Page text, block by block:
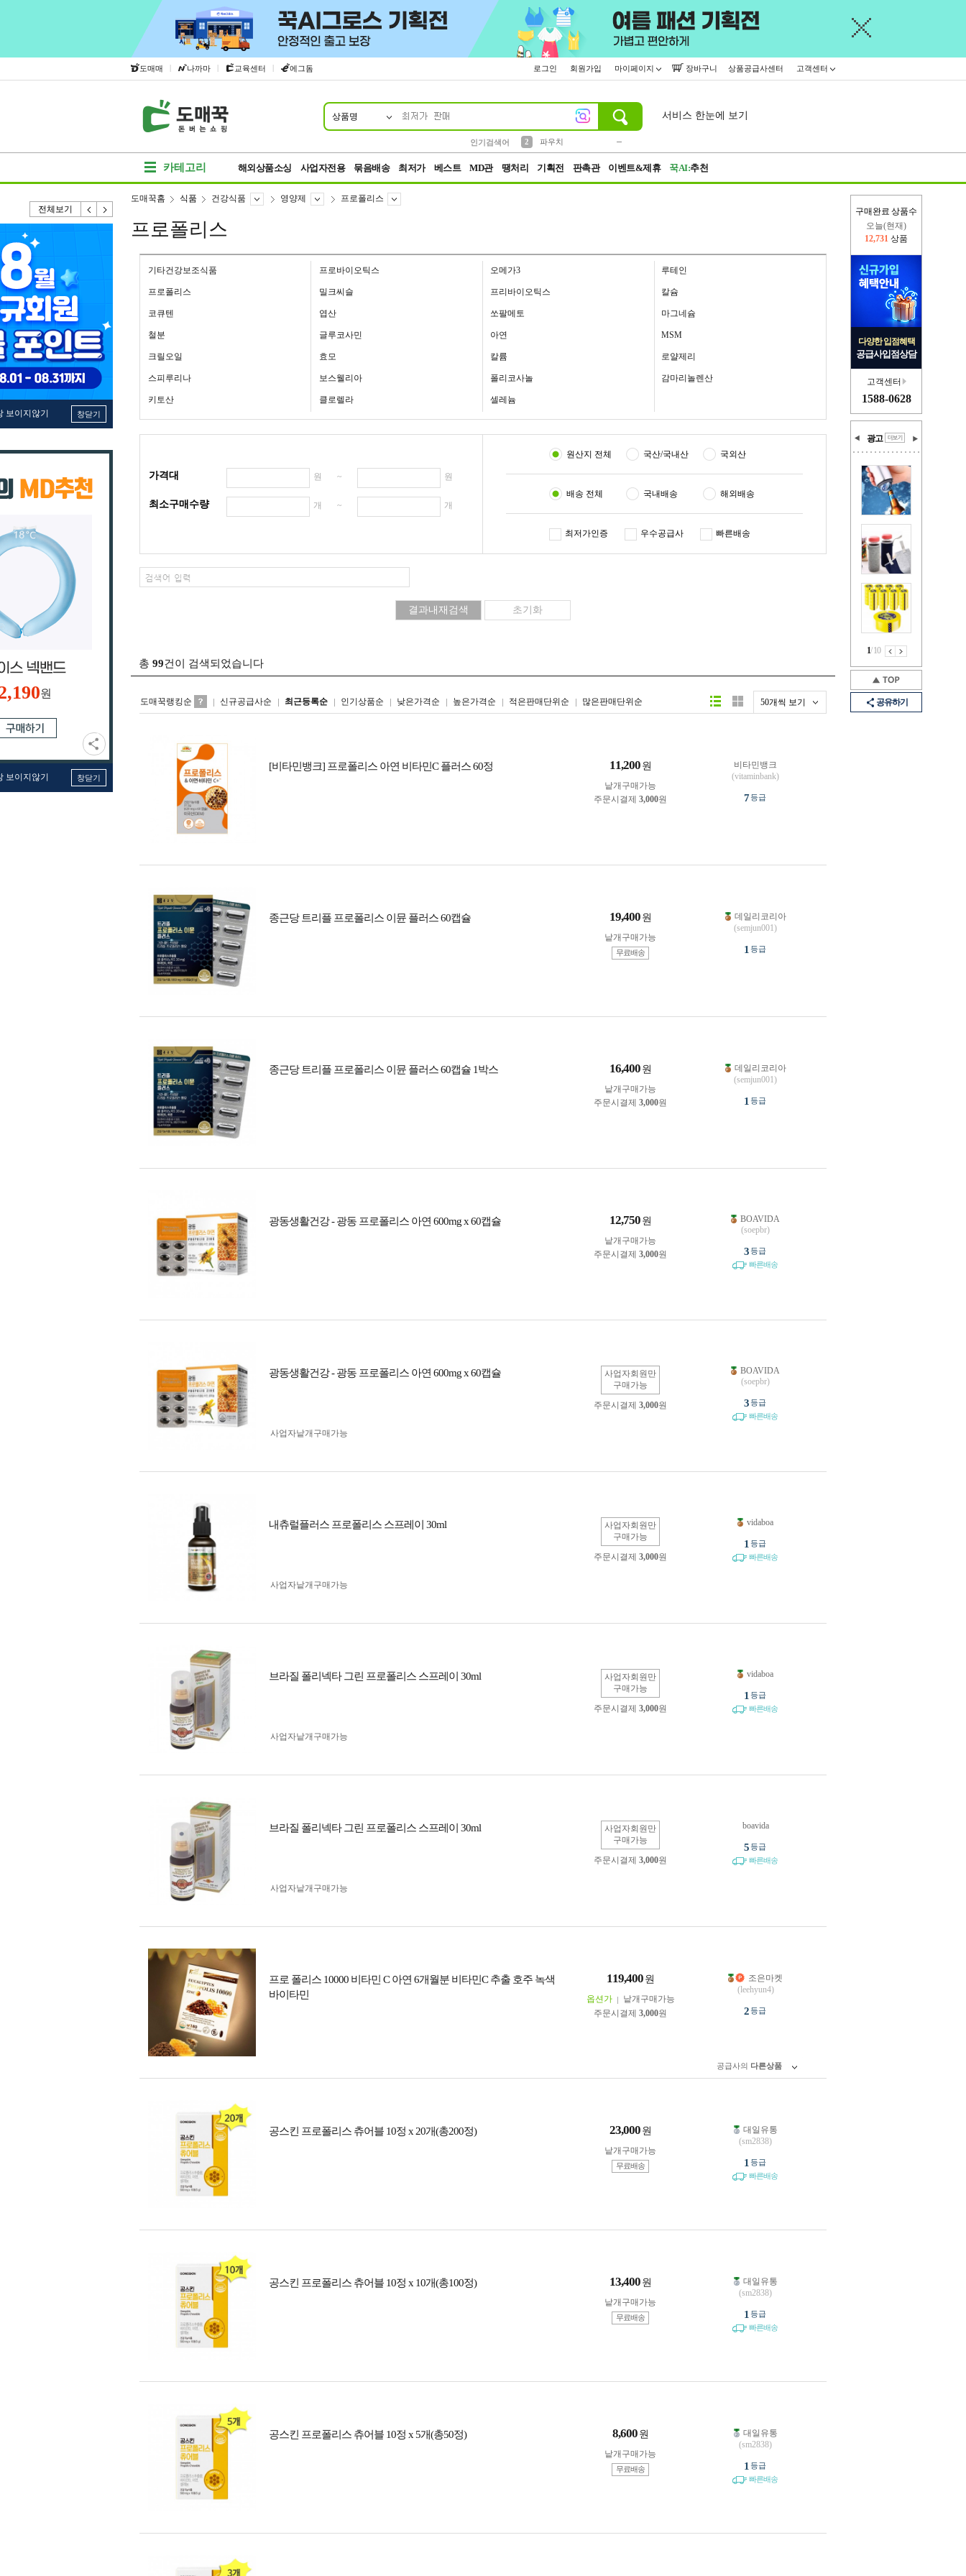
도매매 | 나까마 | 교육센터 | 에그돔 로그인 회원가입 마이페이지 장바구니 상품공급사센터 고객센터
상품명
인기검색어
2
파우치
서비스 한눈에 보기
카테고리 해외상품소싱 사업자전용 묶음배송 최저가 베스트 MD관 땡처리 기획전 판촉관 이벤트&제휴 꾹AI:추천
전체보기
보이지않기 창닫기
원
보이지않기 창닫기
구매완료 상품수
오늘(현재)
12,731 상품
다양한 입점혜택
공급사입점상담
고객센터
1588-0628
광고
1/10
공유하기
도매꾹홈 식품 건강식품 영양제 프로폴리스
프로폴리스
기타건강보조식품 프로바이오틱스 오메가3 루테인
프로폴리스 밀크씨슬 프리바이오틱스 칼슘
코큐텐 엽산 쏘팔메토 마그네슘
철분 글루코사민 아연 MSM
크릴오일 효모 칼륨 로얄제리
스피루리나 보스웰리아 폴리코사놀 감마리놀렌산
키토산 클로렐라 셀레늄
가격대 원 ~ 원
최소구매수량 개 ~ 개
원산지 전체 국산/국내산 국외산
배송 전체 국내배송 해외배송
최저가인증 우수공급사 빠른배송
총 99건이 검색되었습니다
도매꾹랭킹순 신규공급사순 최근등록순 인기상품순 낮은가격순 높은가격순 적은판매단위순 많은판매단위순 50개씩 보기
리스트형갤러리형
[비타민뱅크] 프로폴리스 아연 비타민C 플러스 60정 11,200 원
낱개구매가능
주문시결제 3,000원
비타민뱅크
(vitaminbank)
7등급
종근당 트리플 프로폴리스 이뮨 플러스 60캡슐 19,400 원
낱개구매가능
무료배송
데일리코리아
(semjun001)
1 등급
종근당 트리플 프로폴리스 이뮨 플러스 60캡슐 1박스 16,400 원
낱개구매가능
주문시결제 3,000원
데일리코리아
(semjun001)
1 등급
광동생활건강 - 광동 프로폴리스 아연 600mg x 60캡슐 12,750 원
낱개구매가능
주문시결제 3,000원
BOAVIDA
(soepbr)
3등급
빠른배송
광동생활건강 - 광동 프로폴리스 아연 600mg x 60캡슐
사업자회원만
구매가능
주문시결제 3,000원
사업자 낱개구매가능
BOAVIDA
(soepbr)
3등급
빠른배송
내츄럴플러스 프로폴리스 스프레이 30ml
사업자회원만
구매가능
주문시결제 3,000원
사업자 낱개구매가능
vidaboa
1 등급
빠른배송
브라질 폴리넥타 그린 프로폴리스 스프레이 30ml
사업자회원만
구매가능
주문시결제 3,000원
사업자 낱개구매가능
vidaboa
1 등급
빠른배송
브라질 폴리넥타 그린 프로폴리스 스프레이 30ml
사업자회원만
구매가능
주문시결제 3,000원
사업자 낱개구매가능
boavida
5등급
빠른배송
프로 폴리스 10000 비타민 C 아연 6개월분 비타민C 추출 호주 녹색
바이타민
119,400 원
옵션가
낱개구매가능
주문시결제 3,000원
조은마켓
(leehyun4)
2등급
공급사의 다른상품
공스킨 프로폴리스 츄어블 10정 x 20개(총200정) 23,000 원
낱개구매가능
무료배송
대일유통
(sm2838)
1 등급
빠른배송
공스킨 프로폴리스 츄어블 10정 x 10개(총100정) 13,400 원
낱개구매가능
무료배송
대일유통
(sm2838)
1 등급
빠른배송
공스킨 프로폴리스 츄어블 10정 x 5개(총50정) 8,600 원
낱개구매가능
무료배송
대일유통
(sm2838)
1 등급
빠른배송